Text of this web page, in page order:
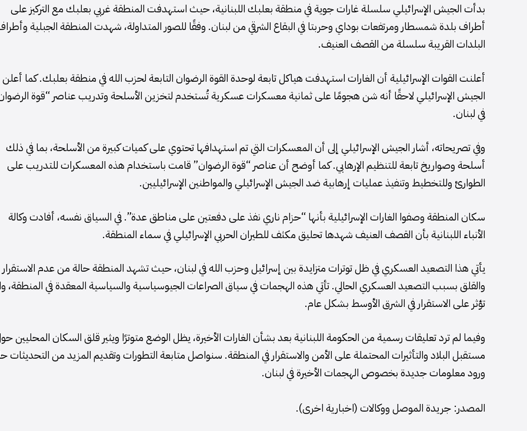
بدأت الجيش الإسرائيلي سلسلة غارات جوية في منطقة بعلبك اللبنانية، حيث استهدفت المنطقة غربي بعلبك مع التركيز على
أطراف بلدة شمسطار ومرتفعات بوداي وحربتا في البقاع الشرقي من لبنان. وفقًا للصور المتداولة، شهدت المنطقة الجبلية
البلدات القريبة سلسلة من القصف العنيف.
أعلنت القوات الإسرائيلية أن الغارات استهدفت هياكل تابعة لوحدة القوة الرضوان التابعة لحزب الله في منطقة بعلبك. كما أعلن
الجيش الإسرائيلي لاحقًا أنه شن هجومًا على ثمانية معسكرات عسكرية تُستخدم لتخزين الأسلحة وتدريب عناصر “قوة
في لبنان.
وفي تصريحاته، أشار الجيش الإسرائيلي إلى أن المعسكرات التي تم استهدافها تحتوي على كميات كبيرة من الأسلحة، بما في ذلك
أسلحة وصواريخ تابعة للتنظيم الإرهابي. كما أوضح أن عناصر “قوة الرضوان” قامت باستخدام هذه المعسكرات للتدريب على
الطوارئ وللتخطيط وتنفيذ عمليات إرهابية ضد الجيش الإسرائيلي والمواطنين الإسرائيليين.
سكان المنطقة وصفوا الغارات الإسرائيلية بأنها “حزام ناري نفذ على دفعتين على مناطق عدة”. في السياق نفسه، أفادت وكالة
الأنباء اللبنانية بأن القصف العنيف شهدها تحليق مكثف للطيران الحربي الإسرائيلي في سماء المنطقة.
يأتي هذا التصعيد العسكري في ظل توترات متزايدة بين إسرائيل وحزب الله في لبنان، حيث تشهد المنطقة حالة من عدم الاستقرار
والقلق بسبب التصعيد العسكري الحالي. تأتي هذه الهجمات في سياق الصراعات الجيوسياسية والسياسية المعقدة في المنطقة،
تؤثر على الاستقرار في الشرق الأوسط بشكل عام.
وفيما لم ترد تعليقات رسمية من الحكومة اللبنانية بعد بشأن الغارات الأخيرة، يظل الوضع متوترًا ويثير قلق السكان المحليين
مستقبل البلاد والتأثيرات المحتملة على الأمن والاستقرار في المنطقة. سنواصل متابعة التطورات وتقديم المزيد من التحديثات
ورود معلومات جديدة بخصوص الهجمات الأخيرة في لبنان.
المصدر: جريدة الموصل ووكالات (اخبارية اخرى).